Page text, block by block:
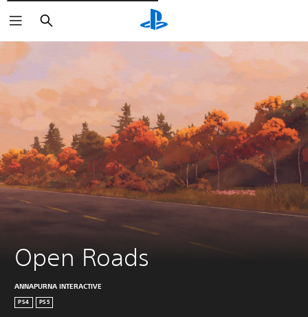
Cerca
Open Roads
ANNAPURNA INTERACTIVE
PS4 PS5